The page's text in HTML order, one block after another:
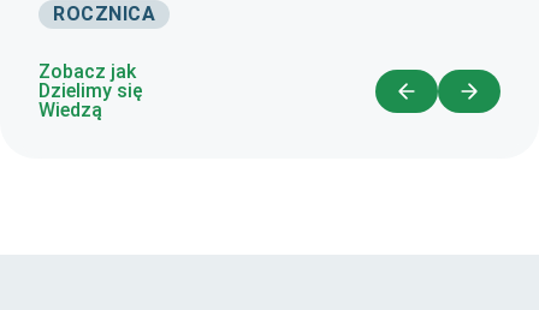
ROCZNICA
Zobacz jak
Dzielimy się
Wiedzą